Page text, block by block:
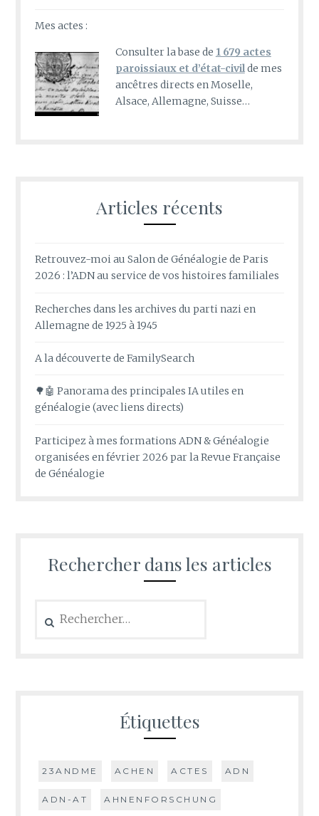
Mes actes :
Consulter la base de 1 679 actes
paroissiaux et d’état-civilde mes
ancêtres directs en Moselle,
Alsace, Allemagne, Suisse…
Articles récents
Retrouvez-moi au Salon de Généalogie de Paris
2026 : l’ADN au service de vos histoires familiales
Recherches dans les archives du parti nazi en
Allemagne de 1925 à 1945
A la découverte de FamilySearch
🌳🤖 Panorama des principales IA utiles en
généalogie (avec liens directs)
Participez à mes formations ADN & Généalogie
organisées en février 2026 par la Revue Française
de Généalogie
Rechercher dans les articles
Étiquettes
23ANDME ACHEN ACTES ADN
ADN-AT AHNENFORSCHUNG